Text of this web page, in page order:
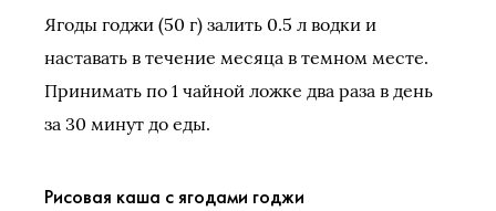
Ягоды годжи (50 г) залить 0.5 л водки и
наставать в течение месяца в темном месте.
Принимать по 1 чайной ложке два раза в день
за 30 минут до еды.
Рисовая каша с ягодами годжи